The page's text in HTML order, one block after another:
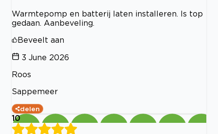
Warmtepomp en batterij laten installeren. Is top
gedaan. Aanbeveling.
Beveelt aan
3 June 2026
Roos
Sappemeer
delen
10